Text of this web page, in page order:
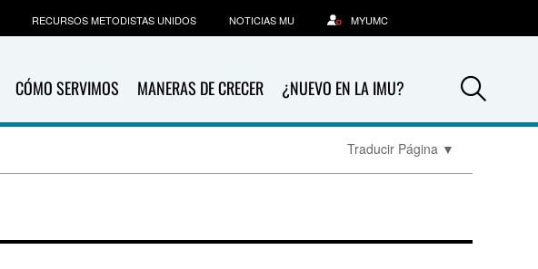
CÓMO SERVIMOS MANERAS DE CRECER ¿NUEVO EN LA IMU?
RECURSOS METODISTAS UNIDOS NOTICIAS MU MYUMC
Traducir Página ▼